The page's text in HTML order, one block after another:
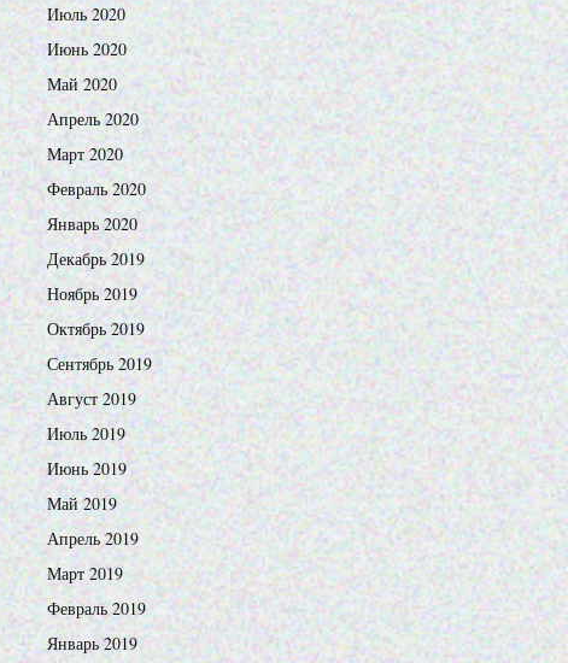
Июль 2020
Июнь 2020
Май 2020
Апрель 2020
Март 2020
Февраль 2020
Январь 2020
Декабрь 2019
Ноябрь 2019
Октябрь 2019
Сентябрь 2019
Август 2019
Июль 2019
Июнь 2019
Май 2019
Апрель 2019
Март 2019
Февраль 2019
Январь 2019